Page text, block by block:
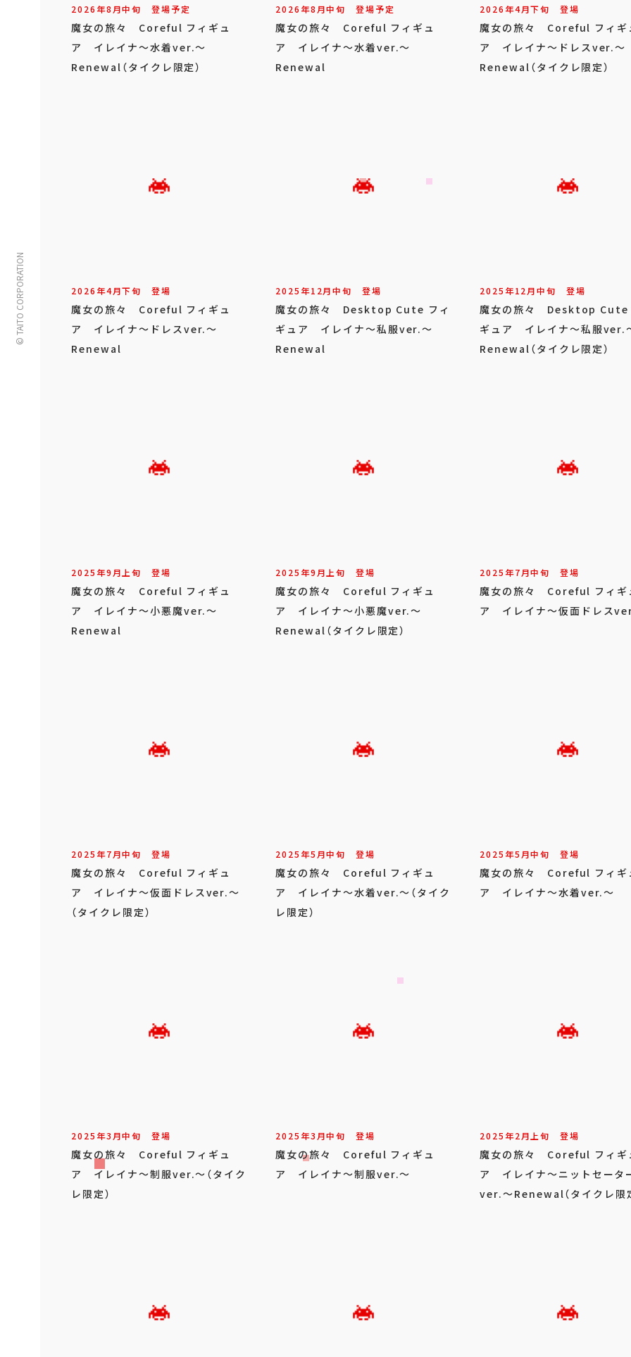
© TAITO CORPORATION
2026年8月中旬 登場予定
魔女の旅々 Coreful フィギュ
ア イレイナ～水着ver.～
Renewal（タイクレ限定）
2026年8月中旬 登場予定
魔女の旅々 Coreful フィギュ
ア イレイナ～水着ver.～
Renewal
2026年4月下旬 登場
魔女の旅々 Coreful フィギ
ア イレイナ～ドレスver.～
Renewal（タイクレ限定）
2026年4月下旬 登場
魔女の旅々 Coreful フィギュ
ア イレイナ～ドレスver.～
Renewal
2025年12月中旬 登場
魔女の旅々 Desktop Cute フィ
ギュア イレイナ～私服ver.～
Renewal
2025年12月中旬 登場
魔女の旅々 Desktop Cute
ギュア イレイナ～私服ver.
Renewal（タイクレ限定）
2025年9月上旬 登場
魔女の旅々 Coreful フィギュ
ア イレイナ～小悪魔ver.～
Renewal
2025年9月上旬 登場
魔女の旅々 Coreful フィギュ
ア イレイナ～小悪魔ver.～
Renewal（タイクレ限定）
2025年7月中旬 登場
魔女の旅々 Coreful フィギ
ア イレイナ～仮面ドレス
2025年7月中旬 登場
魔女の旅々 Coreful フィギュ
ア イレイナ～仮面ドレスver.～
（タイクレ限定）
2025年5月中旬 登場
魔女の旅々 Coreful フィギュ
ア イレイナ～水着ver.～（タイク
レ限定）
2025年5月中旬 登場
魔女の旅々 Coreful フィギ
ア イレイナ～水着ver.～
2025年3月中旬 登場
魔女の旅々 Coreful フィギュ
ア イレイナ～制服ver.～（タイク
レ限定）
2025年3月中旬 登場
魔女の旅々 Coreful フィギュ
ア イレイナ～制服ver.～
2025年2月上旬 登場
魔女の旅々 Coreful フィギ
ア イレイナ～ニットセータ
ver.～Renewal（タイクレ限